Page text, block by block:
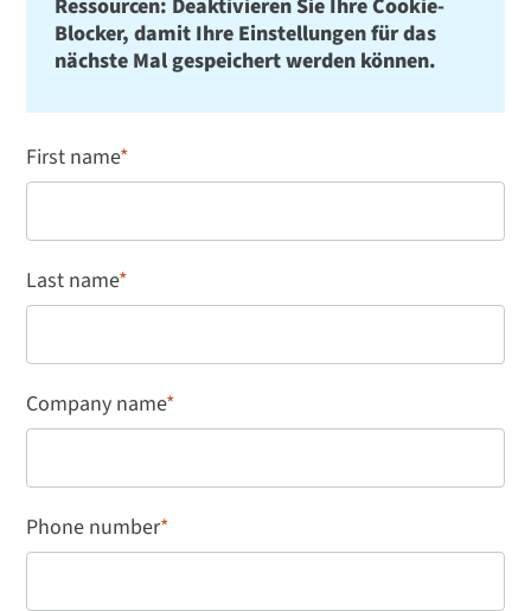
Ressourcen: Deaktivieren Sie Ihre Cookie-
Blocker, damit Ihre Einstellungen für das
nächste Mal gespeichert werden können.
First name*
Last name*
Company name*
Phone number*